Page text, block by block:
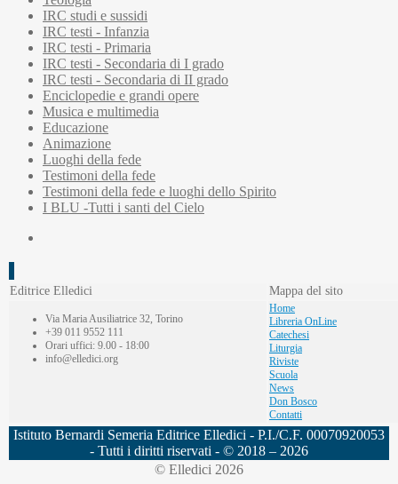
IRC studi e sussidi
IRC testi - Infanzia
IRC testi - Primaria
IRC testi - Secondaria di I grado
IRC testi - Secondaria di II grado
Enciclopedie e grandi opere
Musica e multimedia
Educazione
Animazione
Luoghi della fede
Testimoni della fede
Testimoni della fede e luoghi dello Spirito
I BLU -Tutti i santi del Cielo
Editrice Elledici Mappa del sito
Via Maria Ausiliatrice 32, Torino
+39 011 9552 111
Orari uffici: 9.00 - 18:00
info@elledici.org
Home
Libreria OnLine
Catechesi
Liturgia
Riviste
Scuola
News
Don Bosco
Contatti
Istituto Bernardi Semeria Editrice Elledici - P.I./C.F. 00070920053
- Tutti i diritti riservati - © 2018 – 2026
© Elledici 2026